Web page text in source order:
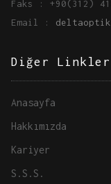
Faks : +90(312)
Email :
Diğer Linkler
Anasayfa
Hakkımızda
Kariyer
S.S.S.